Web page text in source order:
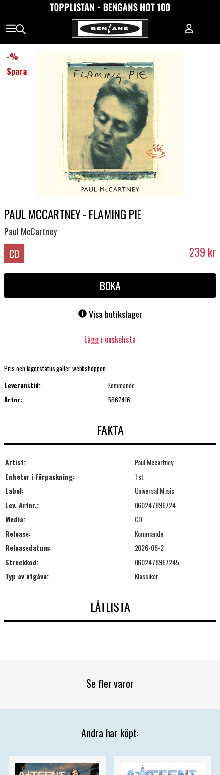
-%
Spara
PAUL MCCARTNEY - FLAMING PIE
Paul McCartney
CD 239 kr
BOKA
Visa butikslager
Lägg i önskelista
Pris och lagerstatus gäller webbshoppen
Leveranstid:
Kommande
Artnr:
5667416
FAKTA
Artist:
Paul Mccartney
Enheter i förpackning:
1 st
Label:
Universal Music
Lev. Artnr.:
060247896724
Media:
CD
Release:
Kommande
Releasedatum:
2026-08-21
Streckkod:
0602478967245
Typ av utgåva:
Klassiker
LÅTLISTA
Se fler varor
Andra har köpt: